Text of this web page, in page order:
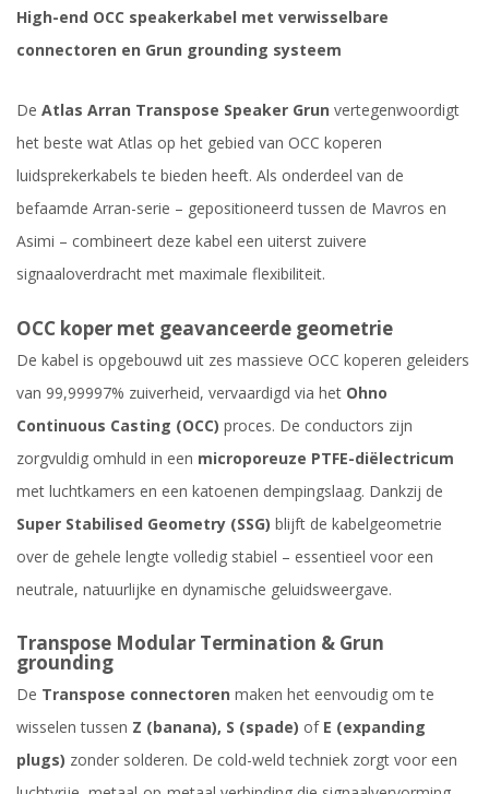
High-end OCC speakerkabel met verwisselbare
connectoren en Grun grounding systeem
De Atlas Arran Transpose Speaker Grun vertegenwoordigt
het beste wat Atlas op het gebied van OCC koperen
luidsprekerkabels te bieden heeft. Als onderdeel van de
befaamde Arran-serie – gepositioneerd tussen de Mavros en
Asimi – combineert deze kabel een uiterst zuivere
signaaloverdracht met maximale flexibiliteit.
OCC koper met geavanceerde geometrie
De kabel is opgebouwd uit zes massieve OCC koperen geleiders
van 99,99997% zuiverheid, vervaardigd via het Ohno
Continuous Casting (OCC) proces. De conductors zijn
zorgvuldig omhuld in een microporeuze PTFE-diëlectricum
met luchtkamers en een katoenen dempingslaag. Dankzij de
Super Stabilised Geometry (SSG) blijft de kabelgeometrie
over de gehele lengte volledig stabiel – essentieel voor een
neutrale, natuurlijke en dynamische geluidsweergave.
Transpose Modular Termination & Grun
grounding
De Transpose connectoren maken het eenvoudig om te
wisselen tussen Z (banana), S (spade) of E (expanding
plugs) zonder solderen. De cold-weld techniek zorgt voor een